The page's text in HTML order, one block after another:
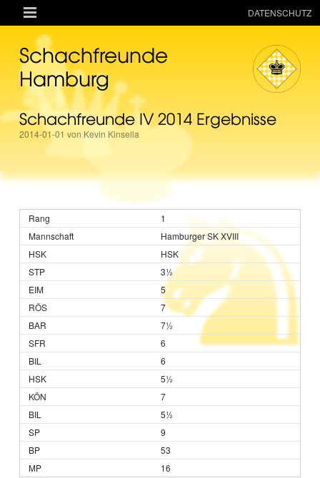

AKTUELLES
RESSOURCEN
VEREIN
MANNSCHAFTEN
TURNIERE
MAGAZIN
TERMINE
Schachfreunde
Hamburg
Schachfreunde IV 2014 Ergebnisse
2014-01-01 von Kevin Kinsella
1
Hamburger SK XVIII
HSK
3½
5
7
7½
6
6
5½
7
5½
9
53
16
DATENSCHUTZ